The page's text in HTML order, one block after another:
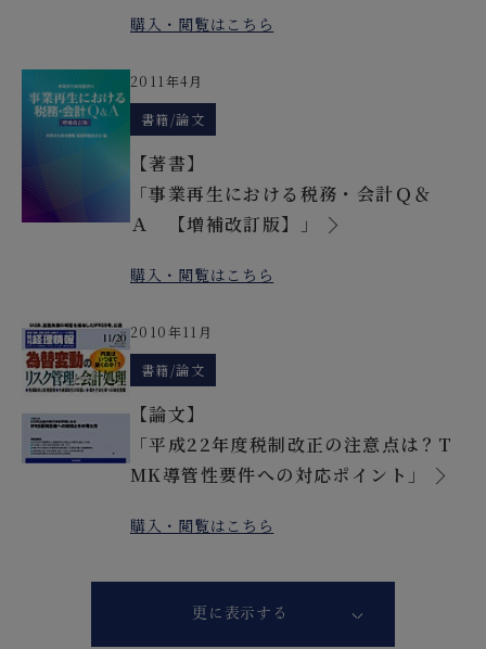
購入・閲覧はこちら
2011年4月
書籍/論文
【著書】
「事業再生における税務・会計Ｑ＆
Ａ 【増補改訂版】」
購入・閲覧はこちら
2010年11月
書籍/論文
【論文】
「平成22年度税制改正の注意点は？T
MK導管性要件への対応ポイント」
購入・閲覧はこちら
更に表示する